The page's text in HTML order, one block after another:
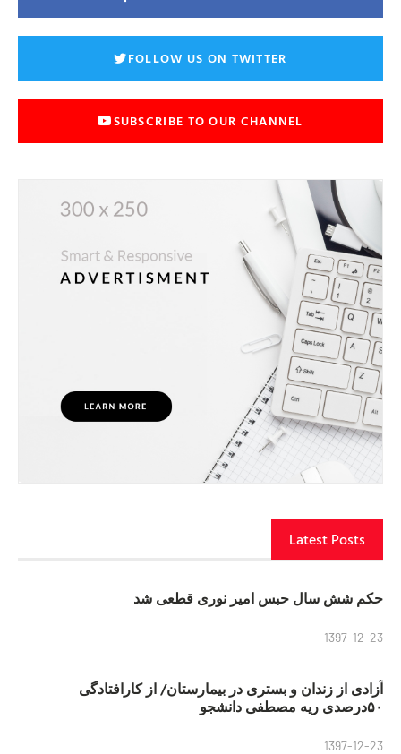
FOLLOW US ON TWITTER
SUBSCRIBE TO OUR CHANNEL
Latest Posts
حکم شش سال حبس امیر نوری قطعی شد
1397-12-23
آزادی از زندان و بستری در بیمارستان/ از کارافتادگی
۵۰درصدی ریه مصطفی دانشجو
1397-12-23